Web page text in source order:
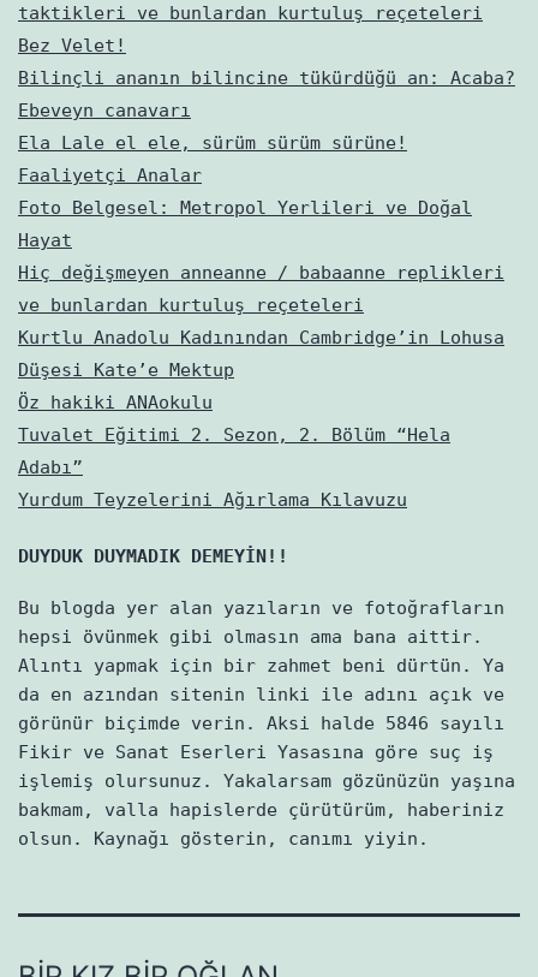
taktikleri ve bunlardan kurtuluş reçeteleri
Bez Velet!
Bilinçli ananın bilincine tükürdüğü an: Acaba?
Ebeveyn canavarı
Ela Lale el ele, sürüm sürüm sürüne!
Faaliyetçi Analar
Foto Belgesel: Metropol Yerlileri ve Doğal
Hayat
Hiç değişmeyen anneanne / babaanne replikleri
ve bunlardan kurtuluş reçeteleri
Kurtlu Anadolu Kadınından Cambridge’in Lohusa
Düşesi Kate’e Mektup
Öz hakiki ANAokulu
Tuvalet Eğitimi 2. Sezon, 2. Bölüm “Hela
Adabı”
Yurdum Teyzelerini Ağırlama Kılavuzu
DUYDUK DUYMADIK DEMEYİN!!
Bu blogda yer alan yazıların ve fotoğrafların
hepsi övünmek gibi olmasın ama bana aittir.
Alıntı yapmak için bir zahmet beni dürtün. Ya
da en azından sitenin linki ile adını açık ve
görünür biçimde verin. Aksi halde 5846 sayılı
Fikir ve Sanat Eserleri Yasasına göre suç iş
işlemiş olursunuz. Yakalarsam gözünüzün yaşına
bakmam, valla hapislerde çürütürüm, haberiniz
olsun. Kaynağı gösterin, canımı yiyin.